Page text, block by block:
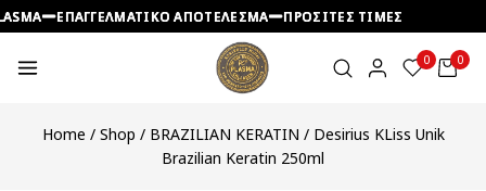
ΕΠΑΓΓΕΛΜΑΤΙΚΟ ΑΠΟΤΕΛΕΣΜΑ ΠΡΟΣΙΤΕΣ ΤΙΜΕΣ
ΕΠΑΓΓΕΛΜΑΤΙΚΟ ΑΠΟΤΕΛΕΣΜΑ ΠΡΟΣΙΤΕΣ ΤΙΜΕΣ
ΕΠΑΓΓΕΛΜΑΤΙΚΟ ΑΠΟΤΕΛΕΣΜΑ ΠΡΟΣΙΤΕΣ ΤΙΜΕΣ
0 0
Home / Shop / BRAZILIAN KERATIN / Desirius KLiss Unik
Brazilian Keratin 250ml